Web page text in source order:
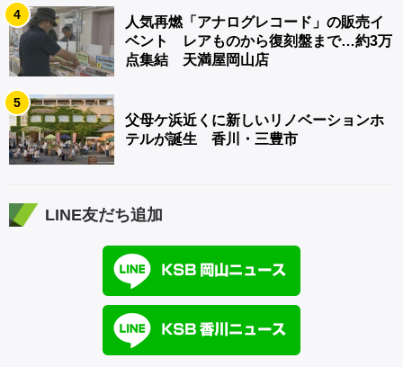
4
人気再燃「アナログレコード」の販売イ
ベント レアものから復刻盤まで…約3万
点集結 天満屋岡山店
5
父母ケ浜近くに新しいリノベーションホ
テルが誕生 香川・三豊市
LINE友だち追加